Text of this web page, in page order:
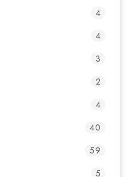
4
4
3
2
4
40
59
5